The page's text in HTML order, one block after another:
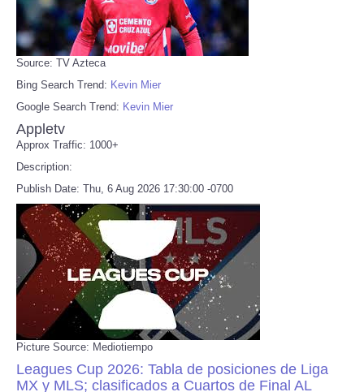
Source: TV Azteca
Bing Search Trend: Kevin Mier
Google Search Trend: Kevin Mier
Appletv
Approx Traffic: 1000+
Description:
Publish Date: Thu, 6 Aug 2026 17:30:00 -0700
Picture Source: Mediotiempo
Leagues Cup 2026: Tabla de posiciones de Liga
MX y MLS; clasificados a Cuartos de Final AL